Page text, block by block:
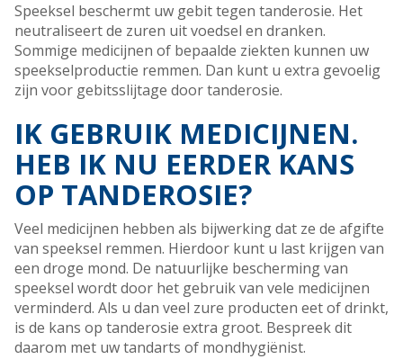
Speeksel beschermt uw gebit tegen tanderosie. Het
neutraliseert de zuren uit voedsel en dranken.
Sommige medicijnen of bepaalde ziekten kunnen uw
speekselproductie remmen. Dan kunt u extra gevoelig
zijn voor gebitsslijtage door tanderosie.
IK GEBRUIK MEDICIJNEN.
HEB IK NU EERDER KANS
OP TANDEROSIE?
Veel medicijnen hebben als bijwerking dat ze de afgifte
van speeksel remmen. Hierdoor kunt u last krijgen van
een droge mond. De natuurlijke bescherming van
speeksel wordt door het gebruik van vele medicijnen
verminderd. Als u dan veel zure producten eet of drinkt,
is de kans op tanderosie extra groot. Bespreek dit
daarom met uw tandarts of mondhygiënist.